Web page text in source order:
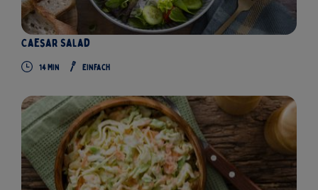
Caesar Salad
14Min Einfach